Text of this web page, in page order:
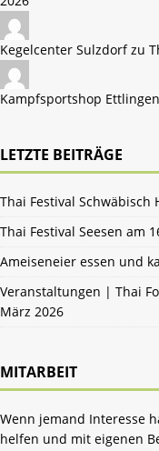
Kegelcenter Sulzdorf zu
Kampfsportshop
LETZTE BEITRÄGE
Thai Festival Schwäbisch
Thai Festival Seesen am
Ameiseneier essen und
Veranstaltungen | Thai
März 2026
MITARBEIT
Wenn jemand Interesse
helfen und mit eigenen